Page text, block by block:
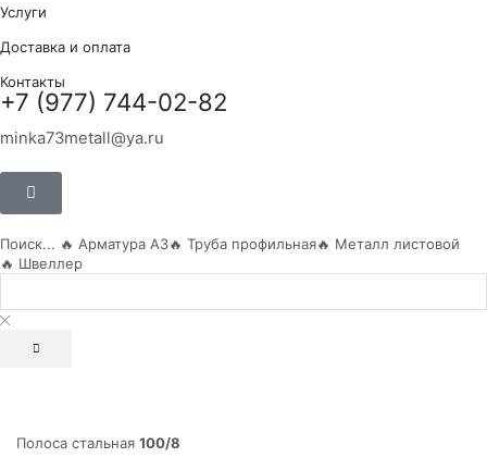
Услуги
Доставка и оплата
Контакты
+7 (977) 744-02-82
minka73metall@ya.ru
Поиск... 🔥 Арматура А3🔥 Труба профильная🔥 Металл листовой
🔥 Швеллер
Полоса стальная 100/8